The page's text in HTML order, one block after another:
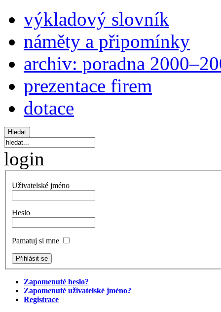
výkladový slovník
náměty a připomínky
archiv: poradna
prezentace firem
dotace
login
Uživatelské jméno
Heslo
Pamatuj si mne
Zapomenuté heslo?
Zapomenuté uživatelské jméno?
Registrace